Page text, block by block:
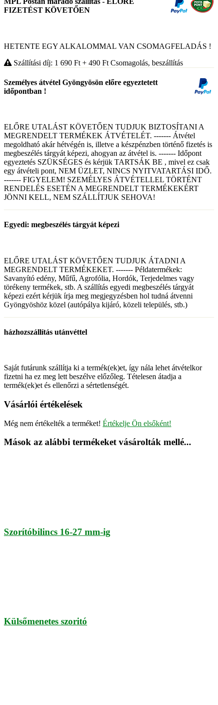
FIZETÉST KÖVETŐEN
HETENTE EGY ALKALOMMAL VAN CSOMAGFELADÁS !
Szállítási díj: 1 690 Ft + 490 Ft Csomagolás, beszállítás
Személyes átvétel Gyöngyösön előre egyeztetett
időpontban !
ELŐRE UTALÁST KÖVETŐEN TUDJUK BIZTOSÍTANI A
MEGRENDELT TERMÉKEK ÁTVÉTELÉT. ------- Átvétel
megoldható akár hétvégén is, illetve a készpénzben történő fizetés is
megbeszélés tárgyát képezi, ahogyan az átvétel is. ------- Időpont
egyeztetés SZÜKSÉGES és kérjük TARTSÁK BE , mivel ez csak
egy átvételi pont, NEM ÜZLET, NINCS NYITVATARTÁSI IDŐ.
------- FIGYELEM! SZEMÉLYES ÁTVÉTELLEL TÖRTÉNT
RENDELÉS ESETÉN A MEGRENDELT TERMÉKEKÉRT
JÖNNI KELL, NEM SZÁLLÍTJUK SEHOVA!
Egyedi: megbeszélés tárgyát képezi
ELŐRE UTALÁST KÖVETŐEN TUDJUK ÁTADNI A
MEGRENDELT TERMÉKEKET. ------- Példatermékek:
Savanyító edény, Műfű, Agrofólia, Hordók, Terjedelmes vagy
törékeny termékek, stb. A szállítás egyedi megbeszélés tárgyát
képezi ezért kérjük írja meg megjegyzésben hol tudná átvenni
Gyöngyöshöz közel (autópálya kijáró, közeli település, stb.)
házhozszállítás utánvéttel
Saját futárunk szállítja ki a termék(ek)et, így nála lehet átvételkor
fizetni ha ez meg lett beszélve előzőleg. Tételesen átadja a
termék(ek)et és ellenőrzi a sértetlenségét.
Vásárlói értékelések
Még nem értékelték a terméket! Értékelje Ön elsőként!
Mások az alábbi termékeket vásárolták mellé...
Szorítóbilincs 16-27 mm-ig
Külsőmenetes szoritó